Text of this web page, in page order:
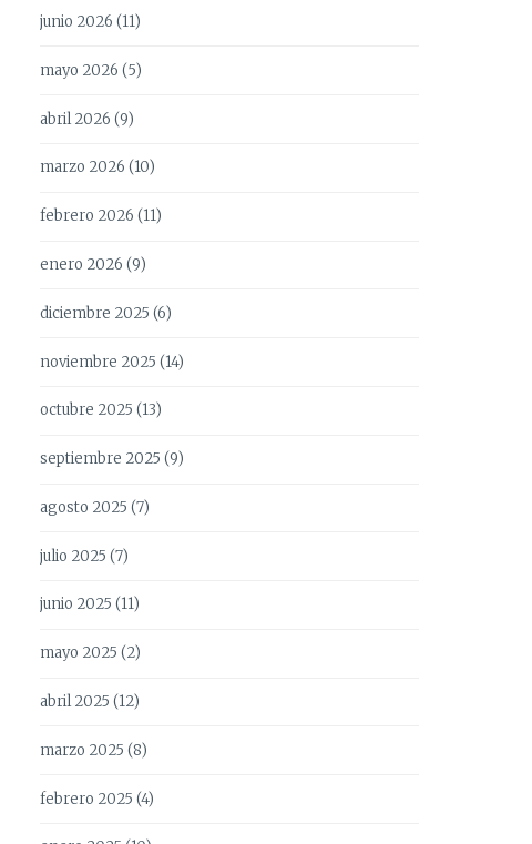
junio 2026 (11)
mayo 2026 (5)
abril 2026 (9)
marzo 2026 (10)
febrero 2026 (11)
enero 2026 (9)
diciembre 2025 (6)
noviembre 2025 (14)
octubre 2025 (13)
septiembre 2025 (9)
agosto 2025 (7)
julio 2025 (7)
junio 2025 (11)
mayo 2025 (2)
abril 2025 (12)
marzo 2025 (8)
febrero 2025 (4)